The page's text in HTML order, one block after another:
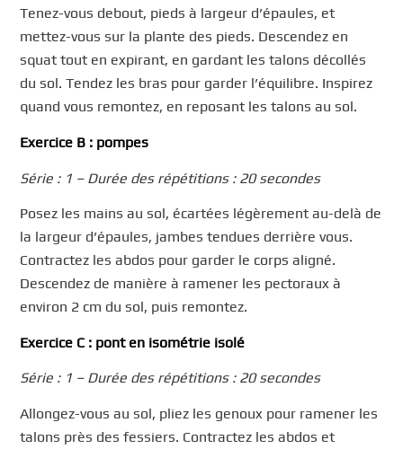
Tenez-vous debout, pieds à largeur d’épaules, et
mettez-vous sur la plante des pieds. Descendez en
squat tout en expirant, en gardant les talons décollés
du sol. Tendez les bras pour garder l’équilibre. Inspirez
quand vous remontez, en reposant les talons au sol.
Exercice B : pompes
Série : 1 – Durée des répétitions : 20 secondes
Posez les mains au sol, écartées légèrement au-delà de
la largeur d’épaules, jambes tendues derrière vous.
Contractez les abdos pour garder le corps aligné.
Descendez de manière à ramener les pectoraux à
environ 2 cm du sol, puis remontez.
Exercice C : pont en isométrie isolé
Série : 1 – Durée des répétitions : 20 secondes
Allongez-vous au sol, pliez les genoux pour ramener les
talons près des fessiers. Contractez les abdos et